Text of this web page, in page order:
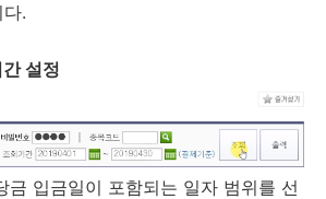
.
설정
금 입금일이 포함되는 일자 범위를 선